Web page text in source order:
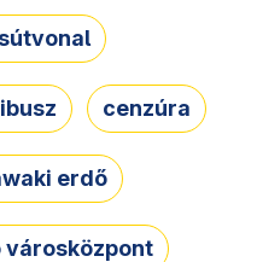
cenzúra
erdő
városközpont